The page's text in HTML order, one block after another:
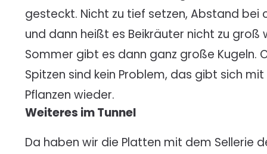
gesteckt. Nicht zu tief setzen, Abstand bei
und dann heißt es Beikräuter nicht zu groß
Sommer gibt es dann ganz große Kugeln.
Spitzen sind kein Problem, das gibt sich
Pflanzen wieder.
Weiteres im Tunnel
Da haben wir die Platten mit dem Sellerie